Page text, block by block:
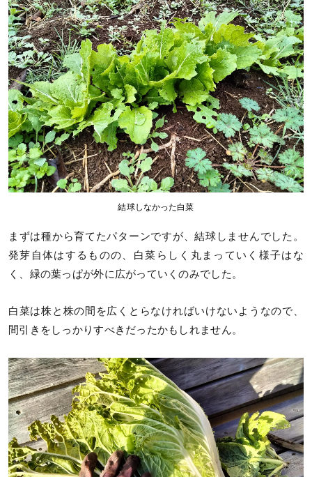
結球しなかった白菜
まずは種から育てたパターンですが、結球しませんでした。
発芽自体はするものの、白菜らしく丸まっていく様子はな
く、緑の葉っぱが外に広がっていくのみでした。
白菜は株と株の間を広くとらなければいけないようなので、
間引きをしっかりすべきだったかもしれません。